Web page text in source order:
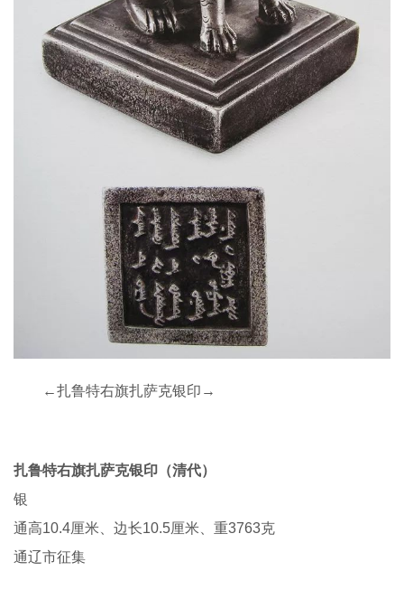
←扎鲁特右旗扎萨克银印→
扎鲁特右旗扎萨克银印（清代）
银
通高10.4厘米、边长10.5厘米、重3763克
通辽市征集